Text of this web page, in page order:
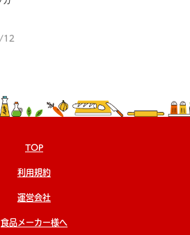
12
TOP
利用規約
運営会社
食品メーカー様へ